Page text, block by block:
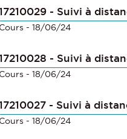
- Suivi à
Cours - 18/06/24
- Suivi à
Cours - 18/06/24
- Suivi à
Cours - 18/06/24